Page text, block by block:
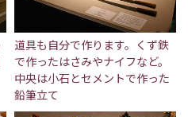
道具も自分で作ります。くず鉄
で作ったはさみやナイフなど。
中央は小石とセメントで作った
鉛筆立て